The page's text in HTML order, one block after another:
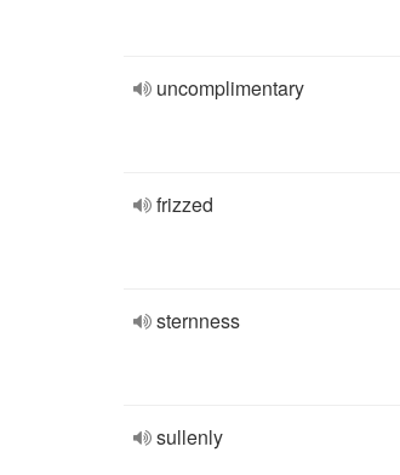
uncomplimentary
frizzed
sternness
sullenly